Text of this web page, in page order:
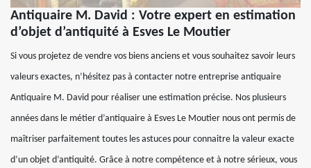
Antiquaire M. David : Votre expert en estimation
d’objet d’antiquité à Esves Le Moutier
Si vous projetez de vendre vos biens anciens et vous souhaitez savoir leurs
valeurs exactes, n’hésitez pas à contacter notre entreprise antiquaire
Antiquaire M. David pour réaliser une estimation précise. Nos plusieurs
années dans le métier d’antiquaire à Esves Le Moutier nous ont permis de
maîtriser parfaitement toutes les astuces pour connaitre la valeur exacte
d’un objet d’antiquité. Grâce à notre compétence et à notre sérieux, vous